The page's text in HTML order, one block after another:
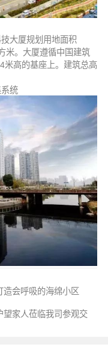
大厦规划用地面积
米。大厦遵循中国建筑
米高的基座上。建筑总高
统
会呼吸的海绵小区
望家人莅临我司参观交